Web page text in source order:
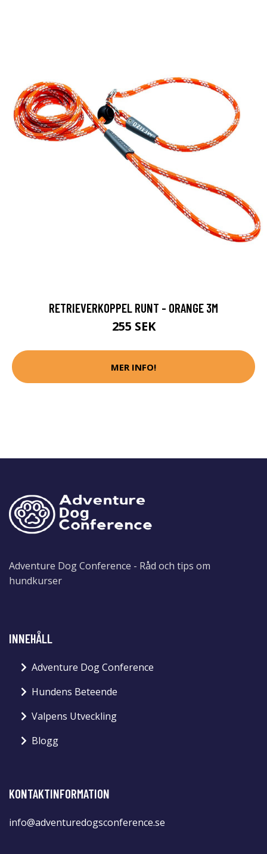
RETRIEVERKOPPEL RUNT - ORANGE 3M
255 SEK
MER INFO!
Adventure Dog Conference - Råd och tips om
hundkurser
INNEHÅLL
Adventure Dog Conference
Hundens Beteende
Valpens Utveckling
Blogg
KONTAKTINFORMATION
info@adventuredogsconference.se